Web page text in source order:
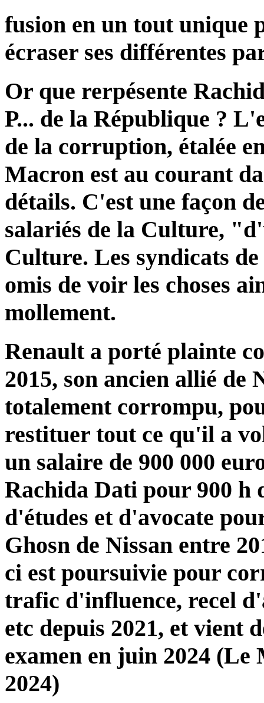
fusion en un tout unique
écraser ses différentes
Or que rerpésente
P... de la République ?
de la corruption, étalée
Macron est au courant
détails. C'est une façon
salariés de la Culture,
Culture. Les syndicats
omis de voir les choses
mollement.
Renault a porté plainte
2015, son ancien allié de
totalement corrompu,
restituer tout ce qu'il a
un salaire de 900 000
Rachida Dati pour 900 h
d'études et d'avocate
Ghosn de Nissan entre
ci est poursuivie pour
trafic d'influence, recel
etc depuis 2021, et vient
examen en juin 2024 (Le
2024)